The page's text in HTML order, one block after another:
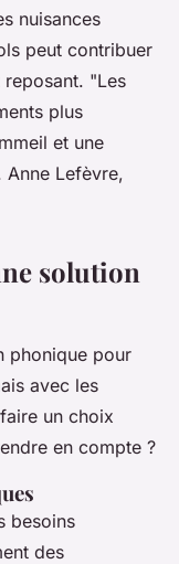
nuisances
peut contribuer
"Les
plus
et une
Anne Lefèvre,
solution
phonique pour
avec les
un choix
en compte ?
besoins
des